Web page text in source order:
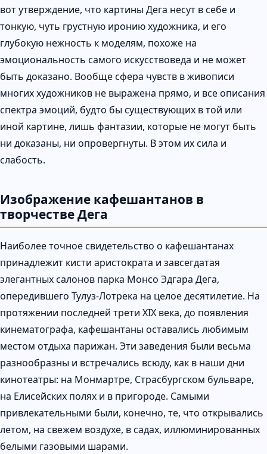
вот утверждение, что картины Дега несут в себе и
тонкую, чуть грустную иронию художника, и его
глубокую нежность к моделям, похоже на
эмоциональность самого искусствоведа и не может
быть доказано. Вообще сфера чувств в живописи
многих художников не выражена прямо, и все описания
спектра эмоций, будто бы существующих в той или
иной картине, лишь фантазии, которые не могут быть
ни доказаны, ни опровергнуты. В этом их сила и
слабость.
Изображение кафешантанов в
творчестве Дега
Наиболее точное свидетельство о кафешантанах
принадлежит кисти аристократа и завсегдатая
элегантных салонов парка Монсо Эдгара Дега,
опередившего Тулуз-Лотрека на целое десятилетие. На
протяжении последней трети XIX века, до появления
кинематографа, кафешантаны оставались любимым
местом отдыха парижан. Эти заведения были весьма
разнообразны и встречались всюду, как в наши дни
кинотеатры: на Монмартре, Страсбургском бульваре,
на Елисейских полях и в пригороде. Самыми
привлекательными были, конечно, те, что открывались
летом, на свежем воздухе, в садах, иллюминированных
белыми газовыми шарами.